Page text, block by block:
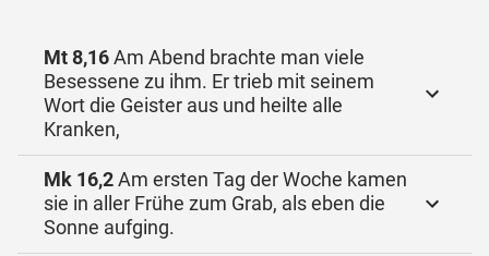
Mt 8,16Am Abend brachte man viele
Besessene zu ihm. Er trieb mit seinem
Wort die Geister aus und heilte alle
Kranken,
Mk 16,2Am ersten Tag der Woche kamen
sie in aller Frühe zum Grab, als eben die
Sonne aufging.